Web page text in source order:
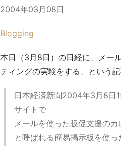
2004年03月08日
Blogging
本日（3月8日）の日経に、メー
ティングの実験をする、という
日本経済新聞2004年3月8日
サイトで
メールを使った販促支援の
と呼ばれる簡易掲示板を使